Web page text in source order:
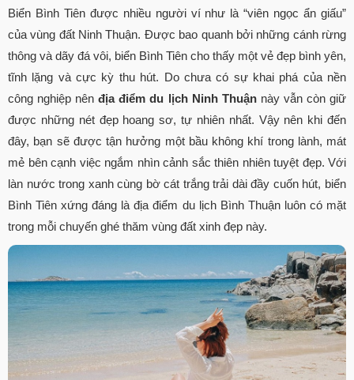
Biển Bình Tiên được nhiều người ví như là “viên ngọc ẩn giấu”
của vùng đất Ninh Thuận. Được bao quanh bởi những cánh rừng
thông và dãy đá vôi, biển Bình Tiên cho thấy một vẻ đẹp bình yên,
tĩnh lặng và cực kỳ thu hút. Do chưa có sự khai phá của nền
công nghiệp nênđịa điểm du lịch Ninh Thuậnnày vẫn còn giữ
được những nét đẹp hoang sơ, tự nhiên nhất. Vậy nên khi đến
đây, bạn sẽ được tận hưởng một bầu không khí trong lành, mát
mẻ bên cạnh việc ngắm nhìn cảnh sắc thiên nhiên tuyệt đẹp. Với
làn nước trong xanh cùng bờ cát trắng trải dài đầy cuốn hút, biển
Bình Tiên xứng đáng là địa điểm du lịch Bình Thuận luôn có mặt
trong mỗi chuyến ghé thăm vùng đất xinh đẹp này.